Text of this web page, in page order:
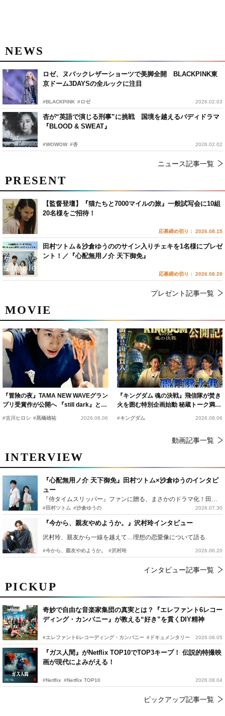
NEWS
ロゼ、ヌバックレザーショーツで美脚全開 BLACKPINK東
京ドーム3DAYSの全ルックに注目
#BLACKPINK #ロゼ 2026.02.03
杏が“英語で演じる刑事”に挑戦 国境を越えるバディドラマ
『BLOOD & SWEAT』
#WOWOW #杏 2026.02.02
ニュース記事一覧
PICKUP
奇妙で自由な音楽家集団の真実とは？『エレファント6レコー
ディング・カンパニー』が教える“好き”を貫くDIY精神
#エレファント6レコーディング・カンパニー #ドキュメンタリー 2026.08.05
『ガス人間』がNetflix TOP10でTOP3キープ！ 伝説的特撮映
画が現代によみがえる！
#Netflix #Netflix TOP10 2026.08.04
ピックアップ記事一覧
MOVIE
『冒険の夜』TAMA NEW WAVEグラン
プリ受賞作が公開へ 『still dark』と同
時上映決定
#古川ヒロシ #髙橋雄祐 2026.08.06
『キングダム 魂の決戦』飛信隊が焚き
火を囲む特別企画始動 秘蔵トーク満載
の“キングダムキャンプ”開催
#キングダム 2026.08.06
動画記事一覧
INTERVIEW
『心配無用ノ介 天下御免』田村ツトム×沙倉ゆうのインタビ
ュー
『侍タイムスリッパー』ファンに贈る、まさかのドラマ化！田村ツトム×沙倉ゆうのが語る『心配無用ノ介』撮影秘話
#田村ツトム #沙倉ゆうの 2026.07.30
『今から、親友やめようか。』沢村玲インタビュー
沢村玲、親友から一線を越えて…理想の恋愛像について語る
#今から、親友やめようか。 #沢村玲 2026.06.20
インタビュー記事一覧
PRESENT
【監督登壇】『猫たちと7000マイルの旅』一般試写会に10組
20名様をご招待！
応募締め切り： 2026.08.15
田村ツトム＆沙倉ゆうののサイン入りチェキを1名様にプレゼ
ント！／『心配無用ノ介 天下御免』
応募締め切り： 2026.08.20
プレゼント記事一覧